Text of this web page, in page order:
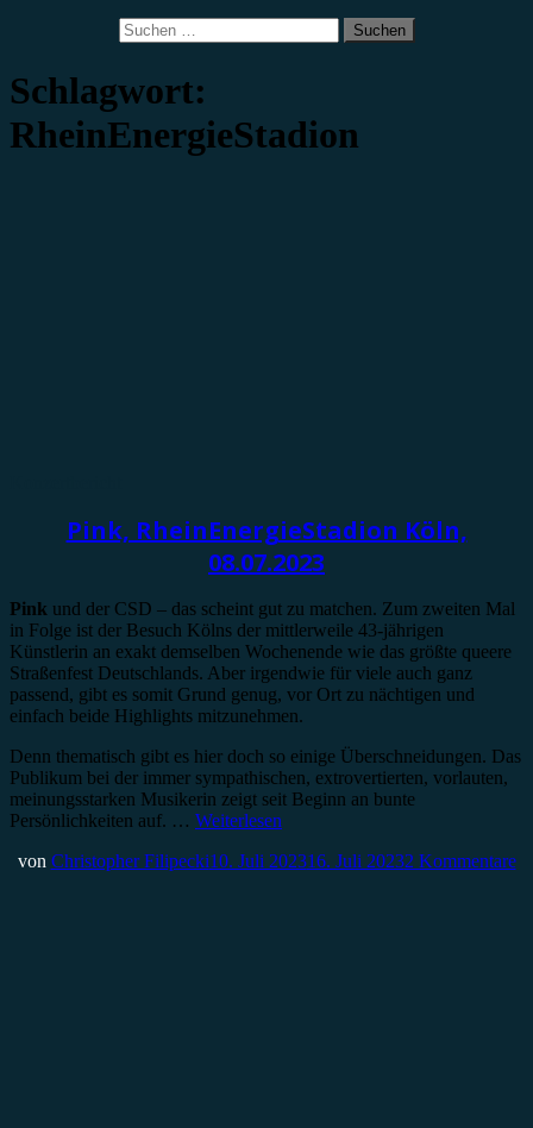
Suchen
nach:
Schlagwort:
RheinEnergieStadion
Pink, RheinEnergieStadion Köln,
08.07.2023
Pink und der CSD – das scheint gut zu matchen. Zum zweiten Mal
in Folge ist der Besuch Kölns der mittlerweile 43-jährigen
Künstlerin an exakt demselben Wochenende wie das größte queere
Straßenfest Deutschlands. Aber irgendwie für viele auch ganz
passend, gibt es somit Grund genug, vor Ort zu nächtigen und
einfach beide Highlights mitzunehmen.
Denn thematisch gibt es hier doch so einige Überschneidungen. Das
Publikum bei der immer sympathischen, extrovertierten, vorlauten,
meinungsstarken Musikerin zeigt seit Beginn an bunte
Persönlichkeiten auf. … Weiterlesen
von Christopher Filipecki10. Juli 202316. Juli 20232 Kommentare